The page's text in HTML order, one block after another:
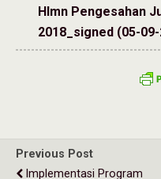
Hlmn Pengesahan
2018_signed (05-
Previous Post
Implementasi Program